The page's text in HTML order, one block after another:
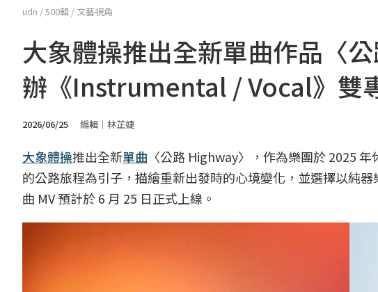
udn /500輯 / 文藝視角
大象體操推出全新單曲作品〈
辦《Instrumental / Vocal》雙
2026/06/25 編輯｜林芷婕
大象體操推出全新單曲 〈公路 Highway〉，作為樂團於 2025
的公路旅程為引子，描繪重新出發時的心境變化，並選擇以純
曲 MV 預計於 6 月 25 日正式上線。